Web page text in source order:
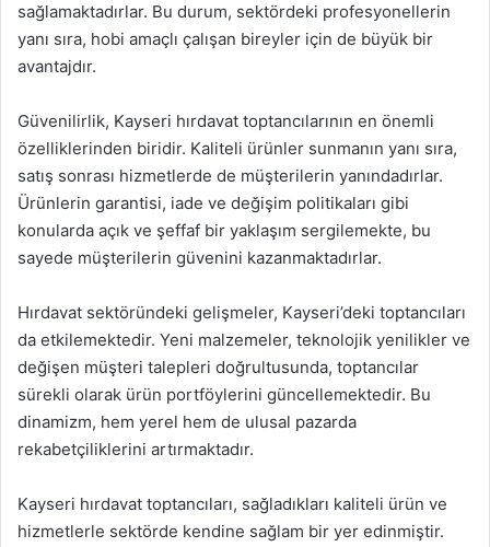
sağlamaktadırlar. Bu durum, sektördeki profesyonellerin
yanı sıra, hobi amaçlı çalışan bireyler için de büyük bir
avantajdır.
Güvenilirlik, Kayseri hırdavat toptancılarının en önemli
özelliklerinden biridir. Kaliteli ürünler sunmanın yanı sıra,
satış sonrası hizmetlerde de müşterilerin yanındadırlar.
Ürünlerin garantisi, iade ve değişim politikaları gibi
konularda açık ve şeffaf bir yaklaşım sergilemekte, bu
sayede müşterilerin güvenini kazanmaktadırlar.
Hırdavat sektöründeki gelişmeler, Kayseri’deki toptancıları
da etkilemektedir. Yeni malzemeler, teknolojik yenilikler ve
değişen müşteri talepleri doğrultusunda, toptancılar
sürekli olarak ürün portföylerini güncellemektedir. Bu
dinamizm, hem yerel hem de ulusal pazarda
rekabetçiliklerini artırmaktadır.
Kayseri hırdavat toptancıları, sağladıkları kaliteli ürün ve
hizmetlerle sektörde kendine sağlam bir yer edinmiştir.